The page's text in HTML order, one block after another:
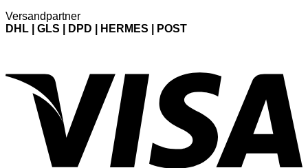
Versandpartner
DHL | GLS | DPD | HERMES | POST